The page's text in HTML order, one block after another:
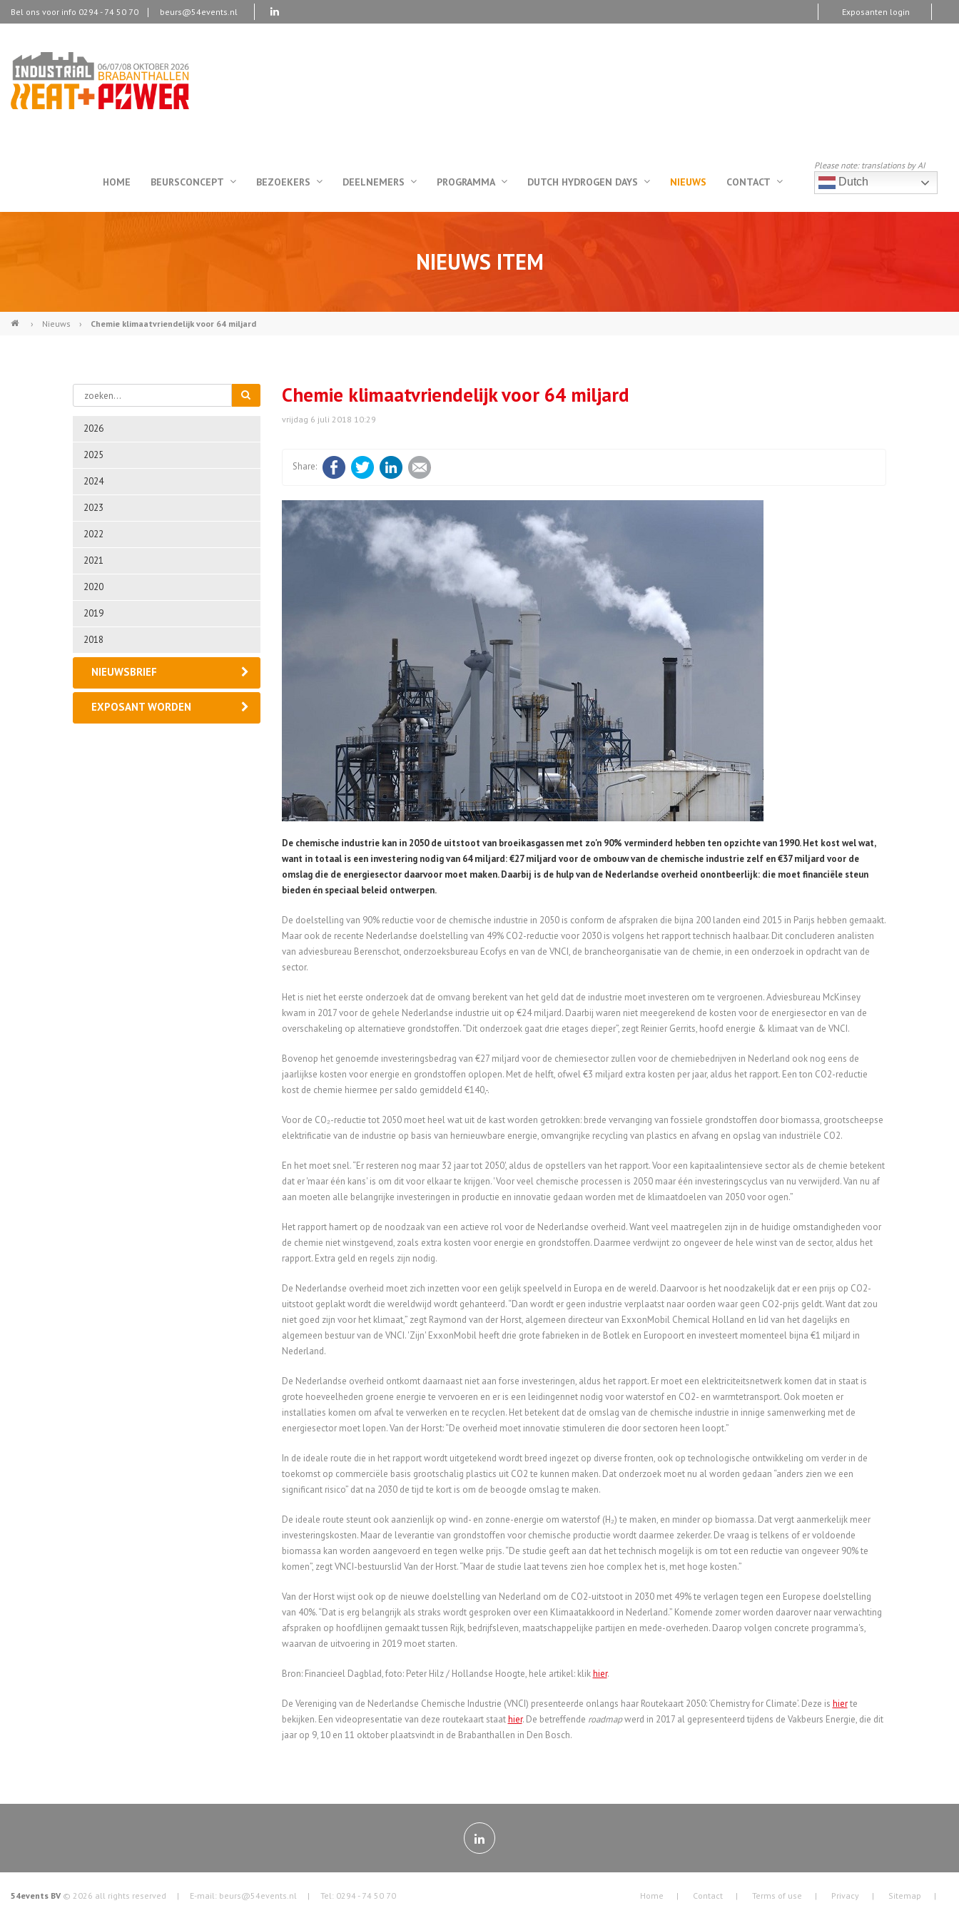
Bel ons voor info 0294 - 74 50 70 beurs@54events.nl Exposanten login
HOME BEURSCONCEPT BEZOEKERS DEELNEMERS PROGRAMMA DUTCH HYDROGEN DAYS NIEUWS CONTACT Dutch
Please note: translations by AI
NIEUWS ITEM
› Nieuws › Chemie klimaatvriendelijk voor 64 miljard
2026
2025
2024
2023
2022
2021
2020
2019
2018
NIEUWSBRIEF
EXPOSANT WORDEN
Chemie klimaatvriendelijk voor 64 miljard
vrijdag 6 juli 2018 10:29
FacebookTwitterLinkedInE-mail
De chemische industrie kan in 2050 de uitstoot van broeikasgassen met zo'n 90% verminderd hebben ten opzichte van 1990. Het kost wel wat,
want in totaal is een investering nodig van 64 miljard: €27 miljard voor de ombouw van de chemische industrie zelf en €37 miljard voor de
omslag die de energiesector daarvoor moet maken. Daarbij is de hulp van de Nederlandse overheid onontbeerlijk: die moet financiële steun
bieden én speciaal beleid ontwerpen.
De doelstelling van 90% reductie voor de chemische industrie in 2050 is conform de afspraken die bijna 200 landen eind 2015 in Parijs hebben gemaakt.
Maar ook de recente Nederlandse doelstelling van 49% CO2-reductie voor 2030 is volgens het rapport technisch haalbaar. Dit concluderen analisten
van adviesbureau Berenschot, onderzoeksbureau Ecofys en van de VNCI, de brancheorganisatie van de chemie, in een onderzoek in opdracht van de
sector.
Het is niet het eerste onderzoek dat de omvang berekent van het geld dat de industrie moet investeren om te vergroenen. Adviesbureau McKinsey
kwam in 2017 voor de gehele Nederlandse industrie uit op €24 miljard. Daarbij waren niet meegerekend de kosten voor de energiesector en van de
overschakeling op alternatieve grondstoffen. “Dit onderzoek gaat drie etages dieper”, zegt Reinier Gerrits, hoofd energie & klimaat van de VNCI.
Bovenop het genoemde investeringsbedrag van €27 miljard voor de chemiesector zullen voor de chemiebedrijven in Nederland ook nog eens de
jaarlijkse kosten voor energie en grondstoffen oplopen. Met de helft, ofwel €3 miljard extra kosten per jaar, aldus het rapport. Een ton CO2-reductie
kost de chemie hiermee per saldo gemiddeld €140,-.
Voor de CO₂-reductie tot 2050 moet heel wat uit de kast worden getrokken: brede vervanging van fossiele grondstoffen door biomassa, grootscheepse
elektrificatie van de industrie op basis van hernieuwbare energie, omvangrijke recycling van plastics en afvang en opslag van industriële CO2.
En het moet snel. “Er resteren nog maar 32 jaar tot 2050', aldus de opstellers van het rapport. Voor een kapitaalintensieve sector als de chemie betekent
dat er 'maar één kans' is om dit voor elkaar te krijgen. 'Voor veel chemische processen is 2050 maar één investeringscyclus van nu verwijderd. Van nu af
aan moeten alle belangrijke investeringen in productie en innovatie gedaan worden met de klimaatdoelen van 2050 voor ogen.”
Het rapport hamert op de noodzaak van een actieve rol voor de Nederlandse overheid. Want veel maatregelen zijn in de huidige omstandigheden voor
de chemie niet winstgevend, zoals extra kosten voor energie en grondstoffen. Daarmee verdwijnt zo ongeveer de hele winst van de sector, aldus het
rapport. Extra geld en regels zijn nodig.
De Nederlandse overheid moet zich inzetten voor een gelijk speelveld in Europa en de wereld. Daarvoor is het noodzakelijk dat er een prijs op CO2-
uitstoot geplakt wordt die wereldwijd wordt gehanteerd. “Dan wordt er geen industrie verplaatst naar oorden waar geen CO2-prijs geldt. Want dat zou
niet goed zijn voor het klimaat,” zegt Raymond van der Horst, algemeen directeur van ExxonMobil Chemical Holland en lid van het dagelijks en
algemeen bestuur van de VNCI. 'Zijn' ExxonMobil heeft drie grote fabrieken in de Botlek en Europoort en investeert momenteel bijna €1 miljard in
Nederland.
De Nederlandse overheid ontkomt daarnaast niet aan forse investeringen, aldus het rapport. Er moet een elektriciteitsnetwerk komen dat in staat is
grote hoeveelheden groene energie te vervoeren en er is een leidingennet nodig voor waterstof en CO2- en warmtetransport. Ook moeten er
installaties komen om afval te verwerken en te recyclen. Het betekent dat de omslag van de chemische industrie in innige samenwerking met de
energiesector moet lopen. Van der Horst: “De overheid moet innovatie stimuleren die door sectoren heen loopt.”
In de ideale route die in het rapport wordt uitgetekend wordt breed ingezet op diverse fronten, ook op technologische ontwikkeling om verder in de
toekomst op commerciële basis grootschalig plastics uit CO2 te kunnen maken. Dat onderzoek moet nu al worden gedaan “anders zien we een
significant risico” dat na 2030 de tijd te kort is om de beoogde omslag te maken.
De ideale route steunt ook aanzienlijk op wind- en zonne-energie om waterstof (H₂) te maken, en minder op biomassa. Dat vergt aanmerkelijk meer
investeringskosten. Maar de leverantie van grondstoffen voor chemische productie wordt daarmee zekerder. De vraag is telkens of er voldoende
biomassa kan worden aangevoerd en tegen welke prijs. “De studie geeft aan dat het technisch mogelijk is om tot een reductie van ongeveer 90% te
komen”, zegt VNCI-bestuurslid Van der Horst. “Maar de studie laat tevens zien hoe complex het is, met hoge kosten.”
Van der Horst wijst ook op de nieuwe doelstelling van Nederland om de CO2-uitstoot in 2030 met 49% te verlagen tegen een Europese doelstelling
van 40%. “Dat is erg belangrijk als straks wordt gesproken over een Klimaatakkoord in Nederland.” Komende zomer worden daarover naar verwachting
afspraken op hoofdlijnen gemaakt tussen Rijk, bedrijfsleven, maatschappelijke partijen en mede-overheden. Daarop volgen concrete programma's,
waarvan de uitvoering in 2019 moet starten.
Bron: Financieel Dagblad, foto: Peter Hilz / Hollandse Hoogte, hele artikel: klikhier.
De Vereniging van de Nederlandse Chemische Industrie (VNCI) presenteerde onlangs haar Routekaart 2050: ‘Chemistry for Climate’. Deze is hierte
bekijken. Een videopresentatie van deze routekaart staathier. De betreffende roadmapwerd in 2017 al gepresenteerd tijdens de Vakbeurs Energie, die dit
jaar op 9, 10 en 11 oktober plaatsvindt in de Brabanthallen in Den Bosch.
54events BV © 2026 all rights reserved | E-mail: beurs@54events.nl | Tel: 0294 - 74 50 70 Home Contact Terms of use Privacy Sitemap